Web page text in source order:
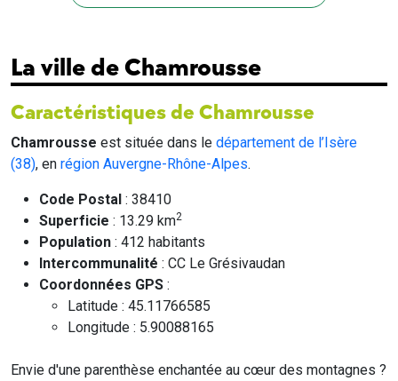
La ville de Chamrousse
Caractéristiques de Chamrousse
Chamrousse est située dans le département de l’Isère
(38), en région Auvergne-Rhône-Alpes.
Code Postal : 38410
Superficie : 13.29 km2
Population : 412 habitants
Intercommunalité : CC Le Grésivaudan
Coordonnées GPS :
Latitude : 45.11766585
Longitude : 5.90088165
Envie d'une parenthèse enchantée au cœur des montagnes ?